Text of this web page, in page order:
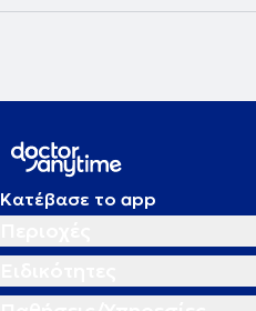
Κατέβασε το app